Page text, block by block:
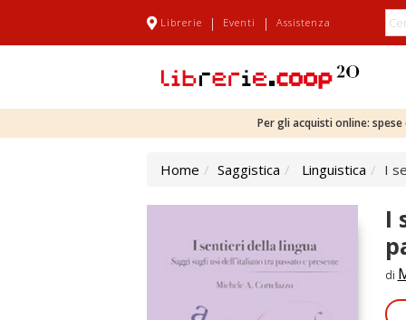
Librerie | Eventi | Assistenza
Per gli acquisti online:
Home Saggistica Linguistica I
I
di